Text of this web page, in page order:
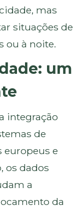
mas
situações de
ou à noite.
um
integração
de
europeus e
os dados
a
da